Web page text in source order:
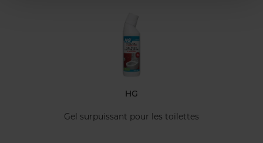
HG
Gel surpuissant pour les toilettes